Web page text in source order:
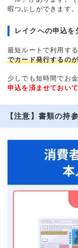
暇つぶしができます。
レイクへの申込を
最短ルートで利用する
でカード発行するの
少しでも短時間でお
申込を済ませておいて
【注意】書類の持